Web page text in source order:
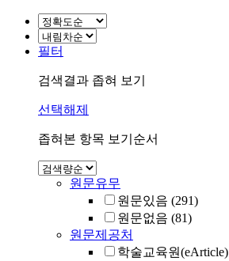
필터
검색결과 좁혀 보기
선택해제
좁혀본 항목 보기순서
원문유무
원문있음 (291)
원문없음 (81)
원문제공처
학술교육원(eArticle)